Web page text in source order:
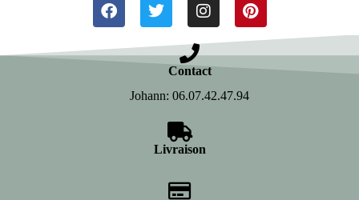
Contact
Johann: 06.07.42.47.94
Livraison